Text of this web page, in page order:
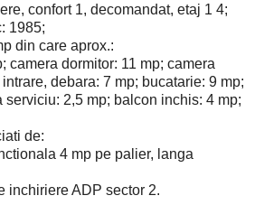
confort 1, decomandat, etaj 1 4;
1985;
din care aprox.:
camera dormitor: 11 mp; camera
debara: 7 mp; bucatarie: 9 mp;
serviciu: 2,5 mp; balcon inchis: 4 mp;
de:
4 mp pe palier, langa
inchiriere ADP sector 2.